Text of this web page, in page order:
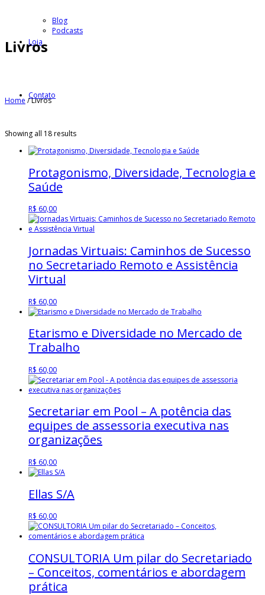
Blog
Podcasts
Loja
Contato
Livros
Home /Livros
Showing all 18 results
Protagonismo, Diversidade, Tecnologia e
Saúde
R$ 60,00
Jornadas Virtuais: Caminhos de Sucesso
no Secretariado Remoto e Assistência
Virtual
R$ 60,00
Etarismo e Diversidade no Mercado de
Trabalho
R$ 60,00
Secretariar em Pool – A potência das
equipes de assessoria executiva nas
organizações
R$ 60,00
Ellas S/A
R$ 60,00
CONSULTORIA Um pilar do Secretariado
– Conceitos, comentários e abordagem
prática